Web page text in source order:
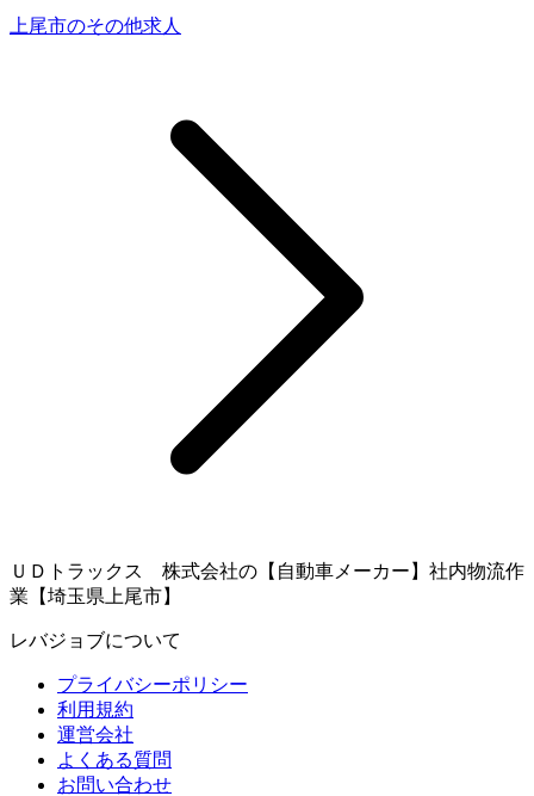
上尾市のその他求人
ＵＤトラックス 株式会社の【自動車メーカー】社内物流作
業【埼玉県上尾市】
レバジョブについて
プライバシーポリシー
利用規約
運営会社
よくある質問
お問い合わせ